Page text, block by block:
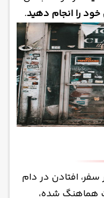
را انجام دهید.
سفر، افتادن در دام
هماهنگ شده،